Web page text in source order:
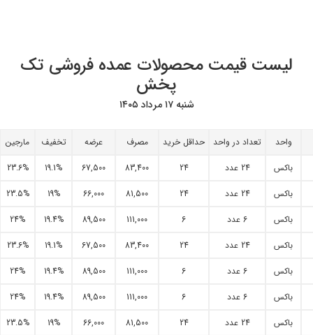
لیست قیمت محصولات عمده فروشی تک
پخش
شنبه ۱۷ مرداد ۱۴۰۵
واحد تعداد در واحد حداقل خرید مصرف عرضه تخفیف
مارجین
باکس
24 عدد 24
83,400
67,500
19.1%
23.6%
باکس
24 عدد 24
81,500
66,000
19%
23.5%
باکس
6 عدد 6
111,000
89,500
19.4%
24%
باکس
24 عدد 24
83,400
67,500
19.1%
23.6%
باکس
6 عدد 6
111,000
89,500
19.4%
24%
باکس
6 عدد 6
111,000
89,500
19.4%
24%
باکس
24 عدد 24
81,500
66,000
19%
23.5%